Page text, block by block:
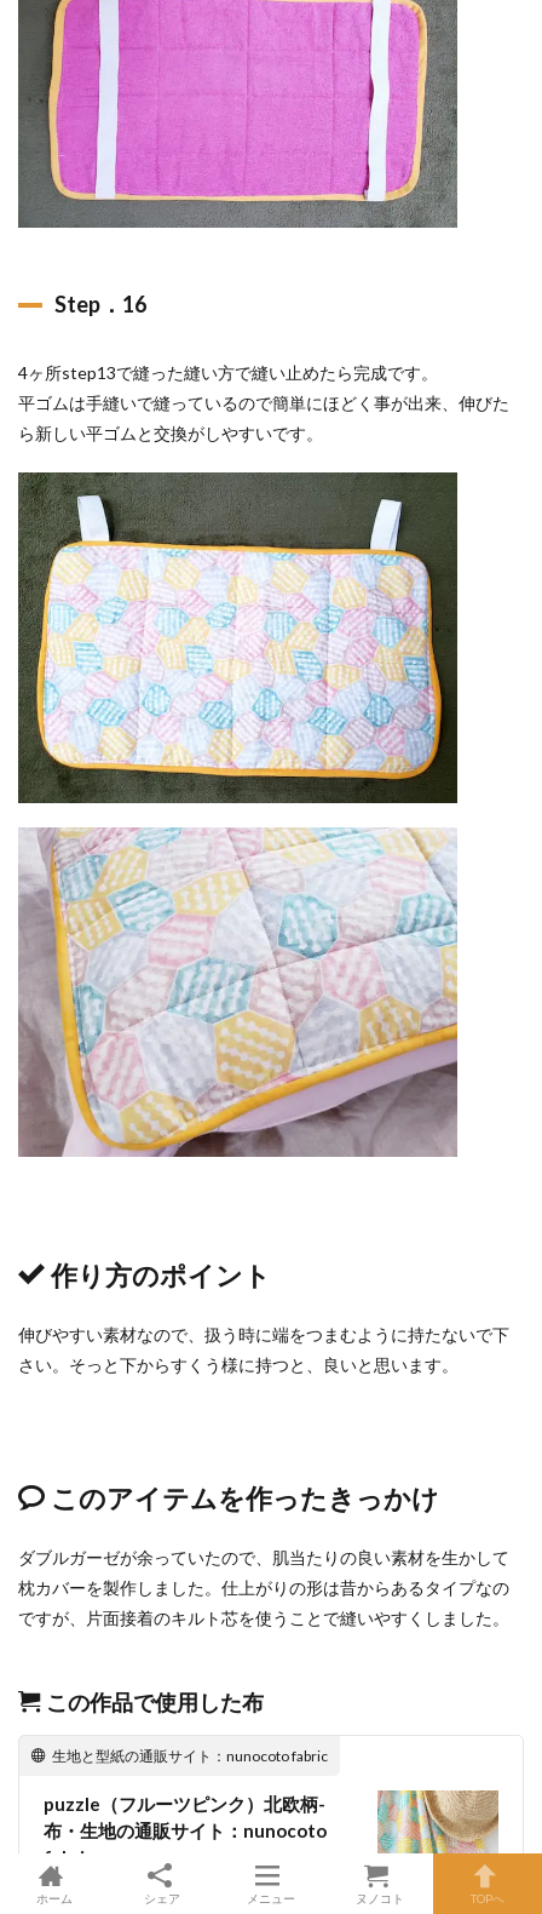
Step．16
4ヶ所step13で縫った縫い方で縫い止めたら完成です。
平ゴムは手縫いで縫っているので簡単にほどく事が出来、伸びた
ら新しい平ゴムと交換がしやすいです。
作り方のポイント
伸びやすい素材なので、扱う時に端をつまむように持たないで下
さい。そっと下からすくう様に持つと、良いと思います。
このアイテムを作ったきっかけ
ダブルガーゼが余っていたので、肌当たりの良い素材を生かして
枕カバーを製作しました。仕上がりの形は昔からあるタイプなの
ですが、片面接着のキルト芯を使うことで縫いやすくしました。
この作品で使用した布
生地と型紙の通販サイト：nunocoto fabric
puzzle（フルーツピンク）北欧柄-
布・生地の通販サイト：nunocoto
fabric
ホーム シェア メニュー ヌノコト TOPへ